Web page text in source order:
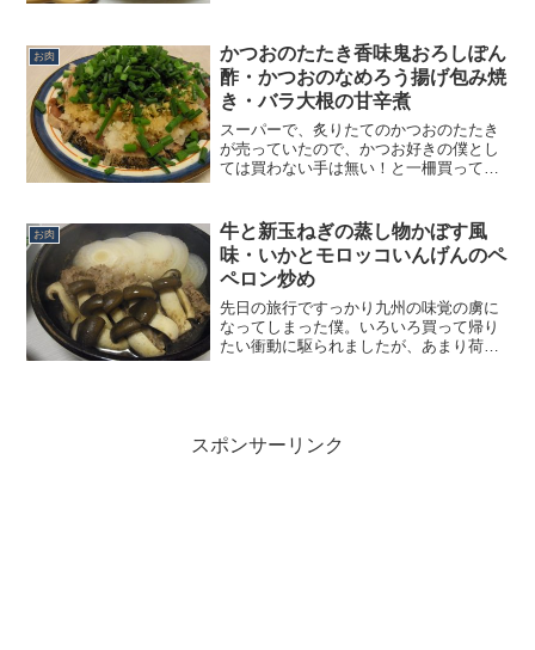
は茶色いし、ごま油風味ばっかりだし、
とあまりバランスは良...
お肉
かつおのたたき香味鬼おろしぽん
酢・かつおのなめろう揚げ包み焼
き・バラ大根の甘辛煮
スーパーで、炙りたてのかつおのたたき
が売っていたので、かつお好きの僕とし
ては買わない手は無い！と一柵買ってき
ように続く夏日にバテ気味なので、たっ
ぷりと薬味を入れてさっぱ...
お肉
牛と新玉ねぎの蒸し物かぼす風
味・いかとモロッコいんげんのペ
ペロン炒め
先日の旅行ですっかり九州の味覚の虜に
なってしまった僕。いろいろ買って帰り
たい衝動に駆られましたが、あまり荷物
スポンサーリンク